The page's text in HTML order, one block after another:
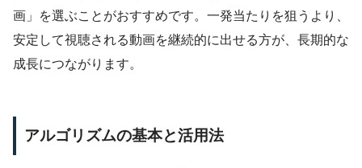
画」を選ぶことがおすすめです。一発当たりを狙うより、
安定して視聴される動画を継続的に出せる方が、長期的な
成長につながります。
アルゴリズムの基本と活用法